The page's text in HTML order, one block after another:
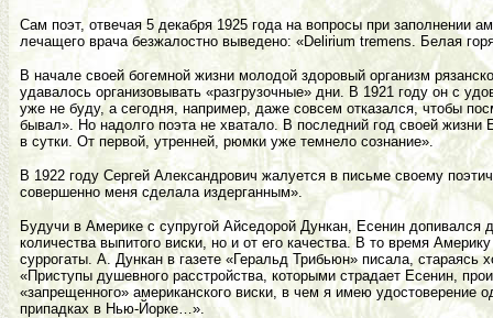
Сам поэт, отвечая 5 декабря 1925 года на вопросы при заполнении
лечащего врача безжалостно выведено: «Delirium tremens. Белая
В начале своей богемной жизни молодой здоровый организм
удавалось организовывать «разгрузочные» дни. В 1921 году он с
уже не буду, а сегодня, например, даже совсем отказался, чтобы
бывал». Но надолго поэта не хватало. В последний год своей
в сутки. От первой, утренней, рюмки уже темнело сознание».
В 1922 году Сергей Александрович жалуется в письме своему
совершенно меня сделала издерганным».
Будучи в Америке с супругой Айседорой Дункан, Есенин допивался
количества выпитого виски, но и от его качества. В то время
суррогаты. А. Дункан в газете «Геральд Трибьюн» писала,
«Приступы душевного расстройства, которыми страдает Есенин,
«запрещенного» американского виски, в чем я имею удостоверение
припадках в Нью-Йорке…».